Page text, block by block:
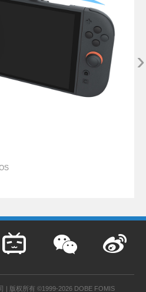
›
| 版权所有 ©1999-2026 DOBE FOMIS